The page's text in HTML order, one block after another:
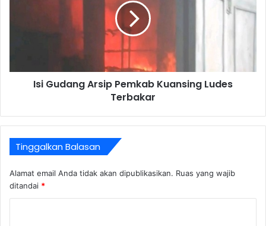
Isi Gudang Arsip Pemkab Kuansing Ludes
Terbakar
Tinggalkan Balasan
Alamat email Anda tidak akan dipublikasikan. Ruas yang wajib
ditandai *